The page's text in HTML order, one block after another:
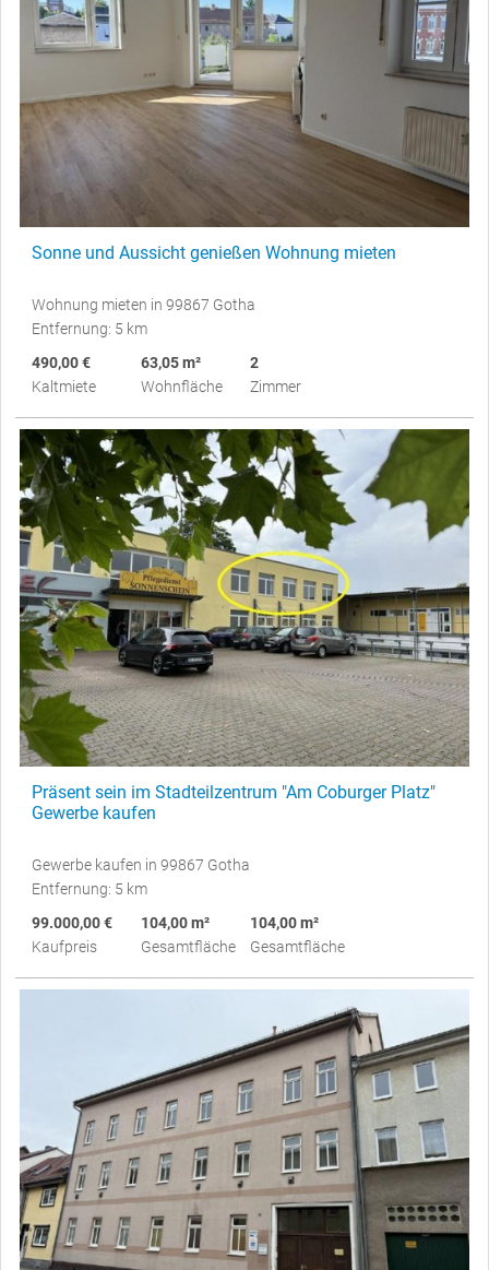
Sonne und Aussicht genießen Wohnung mieten
Wohnung mieten in 99867 Gotha
Entfernung: 5 km
490,00 €
Kaltmiete
63,05 m²
Wohnfläche
2
Zimmer
Präsent sein im Stadteilzentrum "Am Coburger Platz"
Gewerbe kaufen
Gewerbe kaufen in 99867 Gotha
Entfernung: 5 km
99.000,00 €
Kaufpreis
104,00 m²
Gesamtfläche
104,00 m²
Gesamtfläche